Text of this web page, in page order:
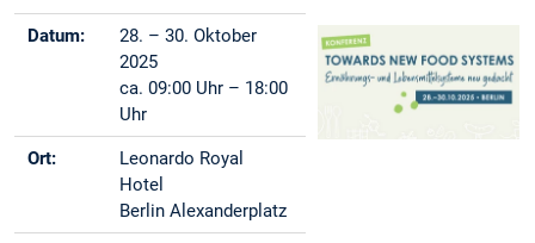
Datum:
28. – 30. Oktober
2025
ca. 09:00 Uhr – 18:00
Uhr
Ort:
Leonardo Royal
Hotel
Berlin Alexanderplatz